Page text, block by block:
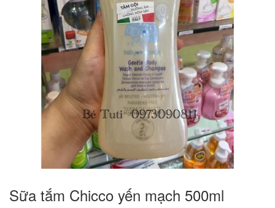
Sữa tắm Chicco yến mạch 500ml